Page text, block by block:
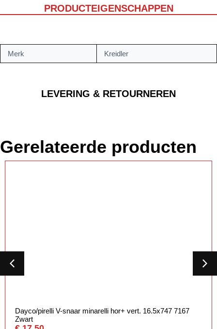
PRODUCTEIGENSCHAPPEN
LEVERING & RETOURNEREN
Merk Kreidler
Gerelateerde producten
Dayco/pirelli V-snaar minarelli hor+ vert. 16.5x747 7167
Zwart